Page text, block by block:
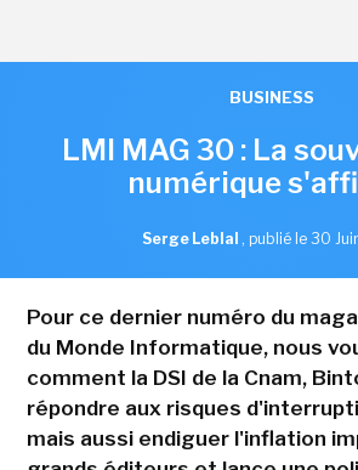
BUSINESS
LMI MAG 30 : La
numérique
Serge Leblal , publié le 30
Pour ce dernier numéro du
du Monde Informatique, nous
comment la DSI de la Cnam,
répondre aux risques
mais aussi endiguer l'inflation